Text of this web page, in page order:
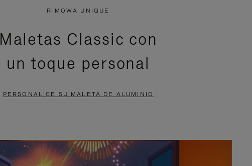
RIMOWA UNIQUE
Maletas Classic con
un toque personal
PERSONALICE SU MALETA DE ALUMINIO